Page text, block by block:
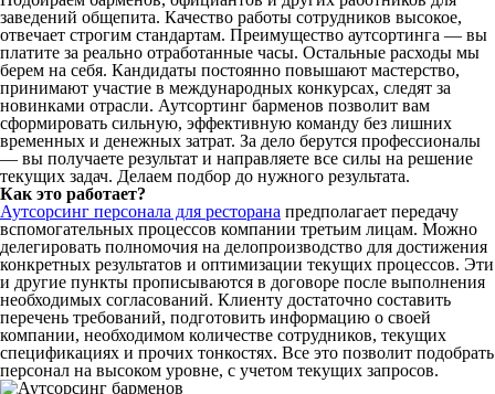
заведений общепита. Качество работы сотрудников высокое,
отвечает строгим стандартам. Преимущество аутсортинга — вы
платите за реально отработанные часы. Остальные расходы мы
берем на себя. Кандидаты постоянно повышают мастерство,
принимают участие в международных конкурсах, следят за
новинками отрасли. Аутсортинг барменов позволит вам
сформировать сильную, эффективную команду без лишних
временных и денежных затрат. За дело берутся профессионалы
— вы получаете результат и направляете все силы на решение
текущих задач. Делаем подбор до нужного результата.
Как это работает?
Аутсорсинг персонала для ресторана предполагает передачу
вспомогательных процессов компании третьим лицам. Можно
делегировать полномочия на делопроизводство для достижения
конкретных результатов и оптимизации текущих процессов. Эти
и другие пункты прописываются в договоре после выполнения
необходимых согласований. Клиенту достаточно составить
перечень требований, подготовить информацию о своей
компании, необходимом количестве сотрудников, текущих
спецификациях и прочих тонкостях. Все это позволит подобрать
персонал на высоком уровне, с учетом текущих запросов.